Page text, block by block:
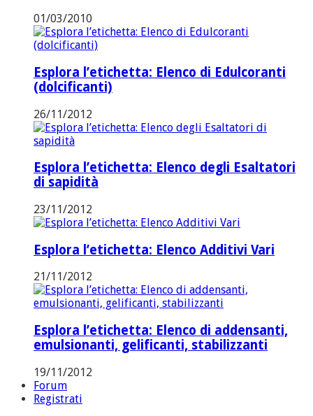
01/03/2010
Esplora l’etichetta: Elenco di Edulcoranti
(dolcificanti)
26/11/2012
Esplora l’etichetta: Elenco degli Esaltatori
di sapidità
23/11/2012
Esplora l’etichetta: Elenco Additivi Vari
21/11/2012
Esplora l’etichetta: Elenco di addensanti,
emulsionanti, gelificanti, stabilizzanti
19/11/2012
Forum
Registrati